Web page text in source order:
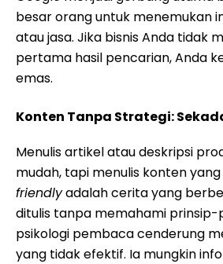
besar orang untuk menemukan
atau jasa. Jika bisnis Anda tidak
pertama hasil pencarian, Anda
emas.
Konten Tanpa Strategi:
Menulis artikel atau deskripsi
mudah, tapi menulis konten yang
friendlyadalah cerita yang
ditulis tanpa memahami prinsip-
psikologi pembaca cenderung
yang tidak efektif. Ia mungkin